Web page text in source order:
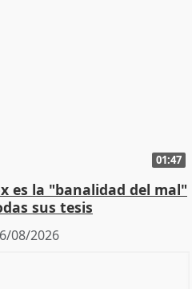
01:47
es la "banalidad del mal"
sus tesis
08/2026